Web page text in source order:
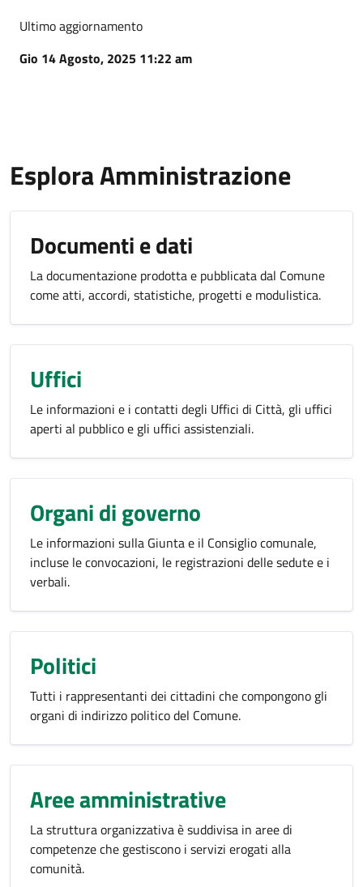
Ultimo aggiornamento
Gio 14 Agosto, 2025 11:22 am
Esplora Amministrazione
Documenti e dati
La documentazione prodotta e pubblicata dal Comune
come atti, accordi, statistiche, progetti e modulistica.
Uffici
Le informazioni e i contatti degli Uffici di Città, gli uffici
aperti al pubblico e gli uffici assistenziali.
Organi di governo
Le informazioni sulla Giunta e il Consiglio comunale,
incluse le convocazioni, le registrazioni delle sedute e i
verbali.
Politici
Tutti i rappresentanti dei cittadini che compongono gli
organi di indirizzo politico del Comune.
Aree amministrative
La struttura organizzativa è suddivisa in aree di
competenze che gestiscono i servizi erogati alla
comunità.